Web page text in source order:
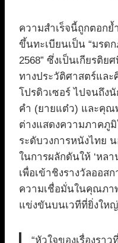
ความสำเร็จนี้ถูกตอก
ขึ้นทะเบียนเป็น “มรด
2568” ซึ่งเป็นเกียรติ
ทางประวัติศาสตร์แล
โปรดิวเซอร์ ไปจนถึง
คำ (ยายแต๋ว) และคุ
ต่างแสดงความภาคภู
ระดับวงการหนังไทย
ในการผลักดันให้ ‘หล
เพื่อเข้าชิงรางวัลออส
ความเชื่อมั่นในคุณภา
แข่งขันบนเวทีที่ยิ่งให
“หัวใจของเรื่องรา